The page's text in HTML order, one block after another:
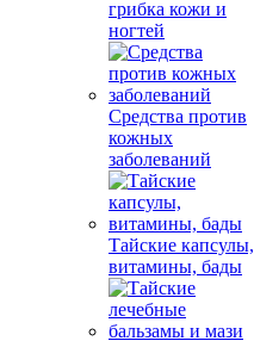
грибка кожи и
ногтей
Средства против
кожных
заболеваний
Тайские капсулы,
витамины, бады